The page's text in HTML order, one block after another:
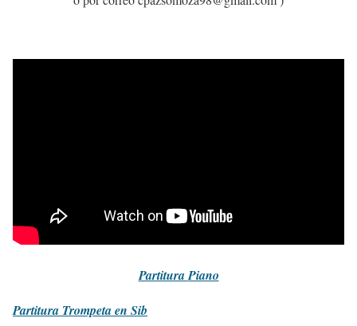
PartituraPiano
Partitura Trompeta en Sib